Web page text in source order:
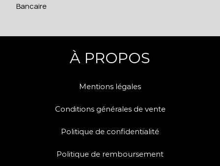
Bancaire
À PROPOS
Mentions légales
Conditions générales de vente
Politique de confidentialité
Politique de remboursement